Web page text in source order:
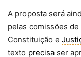
A proposta será
pelas comissões
Constituição e
texto precisa ser